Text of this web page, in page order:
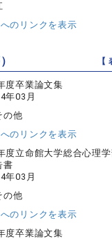
のリンクを表示
度卒業論文集
年03月
の他
のリンクを表示
度立命館大学総合心理
書
年03月
の他
のリンクを表示
度卒業論文集